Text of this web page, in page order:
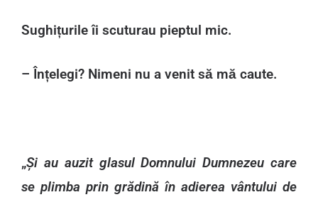
Sughițurile îi scuturau pieptul mic.
– Înțelegi? Nimeni nu a venit să mă caute.
„Și au auzit glasul Domnului Dumnezeu care
se plimba prin grădină în adierea vântului de